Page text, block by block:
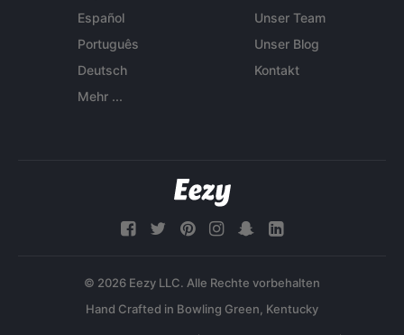
Español
Português
Deutsch
Mehr ...
Unser Team
Unser Blog
Kontakt
© 2026 Eezy LLC. Alle Rechte vorbehalten